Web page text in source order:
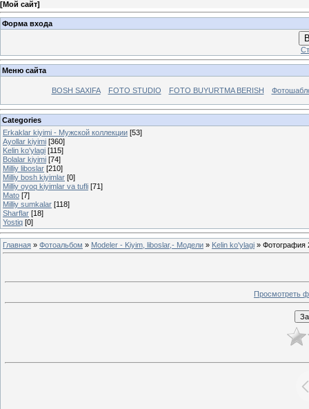
[Мой сайт]
Форма входа
Меню сайта
BOSH SAXIFA FOTO STUDIO FOTO BUYURTMA BERISH
Categories
Erkaklar kiyimi - Mужской коллекции [53]
Ayollar kiyimi [360]
Kelin ko'ylagi [115]
Bolalar kiyimi [74]
Milliy liboslar [210]
Milliy bosh kiyimlar [0]
Milliy oyoq kiyimlar va tufli [71]
Mato [7]
Milliy sumkalar [118]
Sharflar [18]
Yostiq [0]
Главная » Фотоальбом » Modeler - Kiyim, liboslar,- Модели » Kelin ko'ylagi » Фотография
Просмотреть